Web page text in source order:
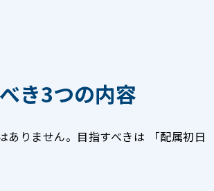
き3つの内容
ありません。目指すべきは 「配属初日